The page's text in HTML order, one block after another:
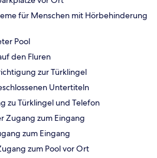
für Menschen mit Hörbehinderung
Pool
den Fluren
zur Türklingel
Untertiteln
zu Türklingel und Telefon
Zugang zum Eingang
zum Eingang
zum Pool vor Ort